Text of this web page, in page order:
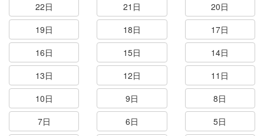
22日
21日
20日
19日
18日
17日
16日
15日
14日
13日
12日
11日
10日
9日
8日
7日
6日
5日